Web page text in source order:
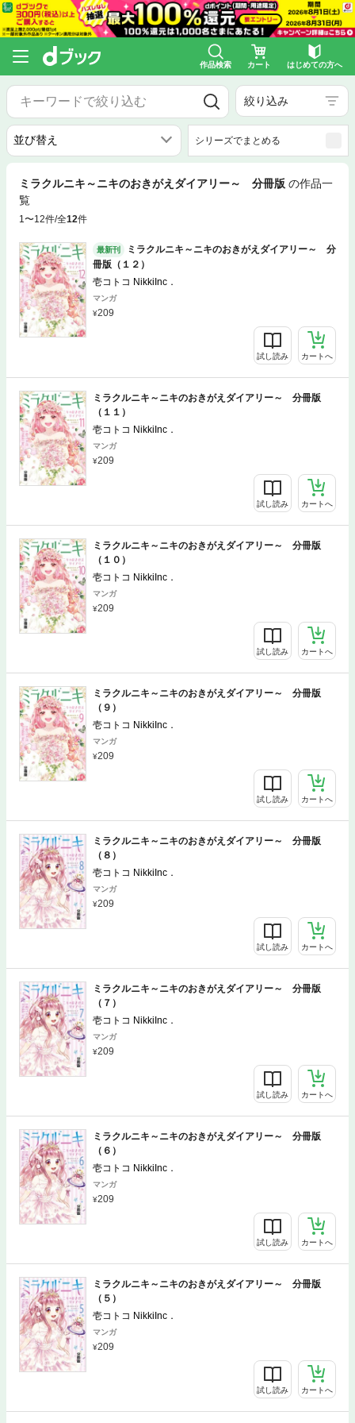
作品検索 カート はじめての方へ
絞り込み
シリーズでまとめる
ミラクルニキ～ニキのおきがえダイアリー～ 分冊版 の作品一
覧
1〜12件/全12件
最新刊
ミラクルニキ～ニキのおきがえダイアリー～ 分
冊版（１２）
壱コトコ NikkiInc．
マンガ
209
試し読み カートへ
ミラクルニキ～ニキのおきがえダイアリー～ 分冊版
（１１）
壱コトコ NikkiInc．
マンガ
209
試し読み カートへ
ミラクルニキ～ニキのおきがえダイアリー～ 分冊版
（１０）
壱コトコ NikkiInc．
マンガ
209
試し読み カートへ
ミラクルニキ～ニキのおきがえダイアリー～ 分冊版
（９）
壱コトコ NikkiInc．
マンガ
209
試し読み カートへ
ミラクルニキ～ニキのおきがえダイアリー～ 分冊版
（８）
壱コトコ NikkiInc．
マンガ
209
試し読み カートへ
ミラクルニキ～ニキのおきがえダイアリー～ 分冊版
（７）
壱コトコ NikkiInc．
マンガ
209
試し読み カートへ
ミラクルニキ～ニキのおきがえダイアリー～ 分冊版
（６）
壱コトコ NikkiInc．
マンガ
209
試し読み カートへ
ミラクルニキ～ニキのおきがえダイアリー～ 分冊版
（５）
壱コトコ NikkiInc．
マンガ
209
試し読み カートへ